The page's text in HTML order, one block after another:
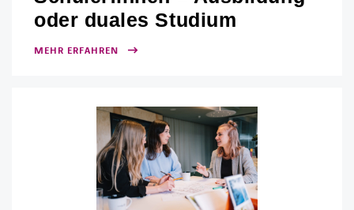
oder duales Studium
MEHR ERFAHREN